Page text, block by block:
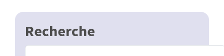
Recherche